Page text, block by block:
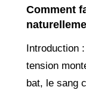
Comment
Introduction
tension
bat, le sang